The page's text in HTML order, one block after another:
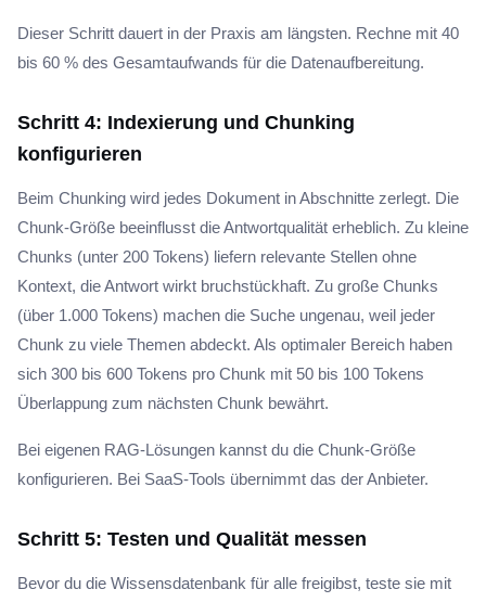
Dieser Schritt dauert in der Praxis am längsten. Rechne mit 40
bis 60 % des Gesamtaufwands für die Datenaufbereitung.
Schritt 4: Indexierung und Chunking
konfigurieren
Beim Chunking wird jedes Dokument in Abschnitte zerlegt. Die
Chunk-Größe beeinflusst die Antwortqualität erheblich. Zu kleine
Chunks (unter 200 Tokens) liefern relevante Stellen ohne
Kontext, die Antwort wirkt bruchstückhaft. Zu große Chunks
(über 1.000 Tokens) machen die Suche ungenau, weil jeder
Chunk zu viele Themen abdeckt. Als optimaler Bereich haben
sich 300 bis 600 Tokens pro Chunk mit 50 bis 100 Tokens
Überlappung zum nächsten Chunk bewährt.
Bei eigenen RAG-Lösungen kannst du die Chunk-Größe
konfigurieren. Bei SaaS-Tools übernimmt das der Anbieter.
Schritt 5: Testen und Qualität messen
Bevor du die Wissensdatenbank für alle freigibst, teste sie mit